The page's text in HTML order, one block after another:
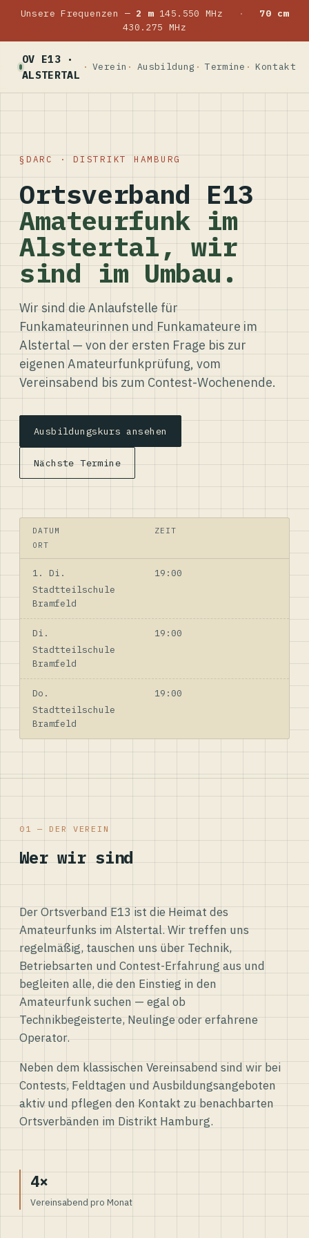
Unsere Frequenzen — 2 m145.550 MHz ·
70 cm
430.275 MHz
OV E13 ·
ALSTERTAL
Verein Ausbildung Termine Kontakt
DARC · DISTRIKT HAMBURG
Ortsverband E13
Amateurfunk im
Alstertal, wir
sind im Umbau.
Wir sind die Anlaufstelle für
Funkamateurinnen und Funkamateure im
Alstertal — von der ersten Frage bis zur
eigenen Amateurfunkprüfung, vom
Vereinsabend bis zum Contest-Wochenende.
Ausbildungskurs ansehen
Nächste Termine
DATUM
ZEIT
ORT
1. Di.
19:00
Stadtteilschule
Bramfeld
Di.
19:00
Stadtteilschule
Bramfeld
Do.
19:00
Stadtteilschule
Bramfeld
01 — DER VEREIN
Wer wir sind
Der Ortsverband E13 ist die Heimat des
Amateurfunks im Alstertal. Wir treffen uns
regelmäßig, tauschen uns über Technik,
Betriebsarten und Contest-Erfahrung aus und
begleiten alle, die den Einstieg in den
Amateurfunk suchen — egal ob
Technikbegeisterte, Neulinge oder erfahrene
Operator.
Neben dem klassischen Vereinsabend sind wir bei
Contests, Feldtagen und Ausbildungsangeboten
aktiv und pflegen den Kontakt zu benachbarten
Ortsverbänden im Distrikt Hamburg.
4×
Vereinsabend pro Monat